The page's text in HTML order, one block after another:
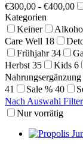
€300,00 - €400,00
Kategorien
Keiner
Care Well 18
Frühjahr34
Herbst 35 Kids 6
Nahrungsergänzung
41
Sale % 40
Nach Auswahl
Nur vorrätig